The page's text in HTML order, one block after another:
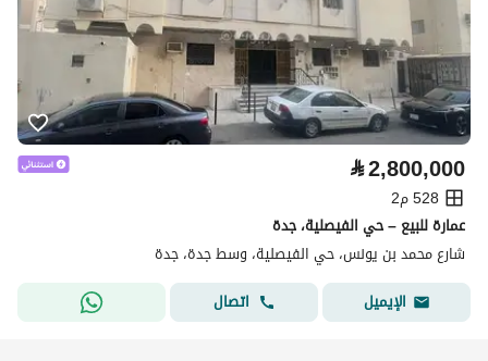
⃁2,800,000
528 م2
عمارة للبيع – حي الفيصلية، جدة
شارع محمد بن يونس، حي الفيصلية، وسط جدة، جدة
الإيميل
اتصال